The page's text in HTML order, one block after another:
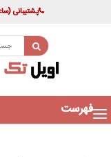
پشتیبانی
فهرست